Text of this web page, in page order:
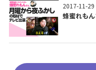
2017-11-29
蜂蜜れも